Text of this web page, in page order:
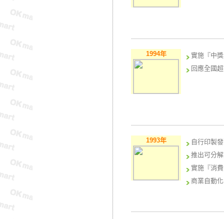
1994年
實施『中
回應全國
1993年
自行印製
推出可分
實施『消
商業自動